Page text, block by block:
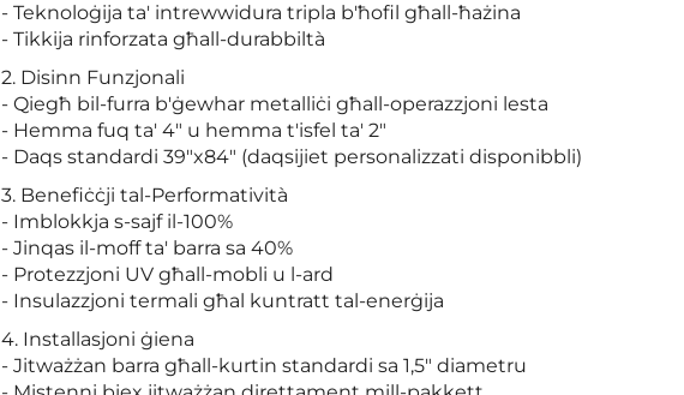
- Teknoloġija ta' intrewwidura tripla b'ħofil għall-ħażina
- Tikkija rinforzata għall-durabbiltà
2. Disinn Funzjonali
- Qiegħ bil-furra b'ġewhar metalliċi għall-operazzjoni lesta
- Hemma fuq ta' 4" u hemma t'isfel ta' 2"
- Daqs standardi 39"x84" (daqsijiet personalizzati disponibbli)
3. Benefiċċji tal-Performatività
- Imblokkja s-sajf il-100%
- Jinqas il-moff ta' barra sa 40%
- Protezzjoni UV għall-mobli u l-ard
- Insulazzjoni termali għal kuntratt tal-enerġija
4. Installasjoni ġiena
- Jitważżan barra għall-kurtin standardi sa 1,5" diametru